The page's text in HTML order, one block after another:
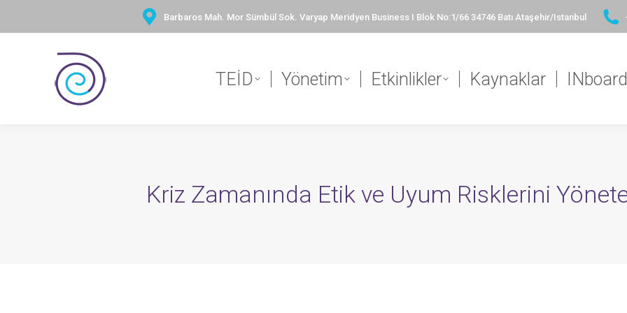
Barbaros Mah. Mor Sümbül Sok. Varyap Meridyen Business I Blok No:1/66 34746 Batı Ataşehir/Istanbul
TEİD Yönetim Etkinlikler Kaynaklar INboard
Kriz Zamanında Etik ve Uyum Risklerini